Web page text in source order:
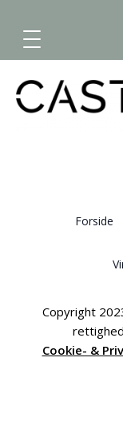
Forside
Copyright
Cookie- &